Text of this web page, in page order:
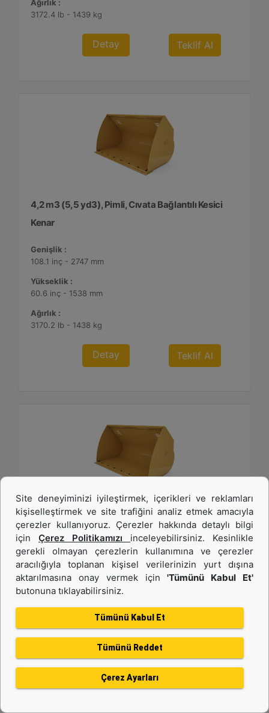
Ağırlık :
3172.4 lb - 1439 kg
Detay Teklif Al
4,2 m3 (5,5 yd3), Pimli, Cıvata Bağlantılı Kesici
Kenar
Genişlik :
108.1 inç - 2747 mm
Yükseklik :
60.6 inç - 1538 mm
Ağırlık :
3170.2 lb - 1438 kg
Detay Teklif Al
4,2 m3 (5,5 yd3), Pimli, Cıvata Bağlantılı Kesici
Kenar
Genişlik :
108.1 inç - 2747 mm
Yükseklik :
3174.7 lb - 1440 kg
Detay Teklif Al
Site deneyiminizi iyileştirmek, içerikleri ve reklamları
kişiselleştirmek ve site trafiğini analiz etmek amacıyla
çerezler kullanıyoruz. Çerezler hakkında detaylı bilgi
için Çerez Politikamızı inceleyebilirsiniz. Kesinlikle
gerekli olmayan çerezlerin kullanımına ve çerezler
aracılığıyla toplanan kişisel verilerinizin yurt dışına
aktarılmasına onay vermek için'Tümünü Kabul Et'
butonuna tıklayabilirsiniz.
Tümünü Kabul Et
Tümünü Reddet
Çerez Ayarları